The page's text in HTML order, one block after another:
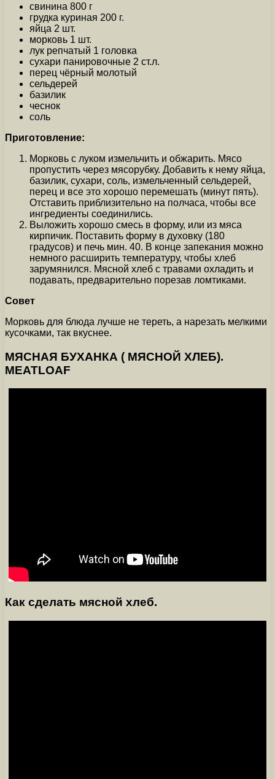
свинина 800 г
грудка куриная 200 г.
яйца 2 шт.
морковь 1 шт.
лук репчатый 1 головка
сухари панировочные 2 ст.л.
перец чёрный молотый
сельдерей
базилик
чеснок
соль
Приготовление:
Морковь с луком измельчить и обжарить. Мясо
пропустить через мясорубку. Добавить к нему яйца,
базилик, сухари, соль, измельченный сельдерей,
перец и все это хорошо перемешать (минут пять).
Отставить приблизительно на полчаса, чтобы все
ингредиенты соединились.
Выложить хорошо смесь в форму, или из мяса
кирпичик. Поставить форму в духовку (180
градусов) и печь мин. 40. В конце запекания можно
немного расширить температуру, чтобы хлеб
зарумянился. Мясной хлеб с травами охладить и
подавать, предварительно порезав ломтиками.
Совет
Морковь для блюда лучше не тереть, а нарезать мелкими
кусочками, так вкуснее.
МЯСНАЯ БУХАНКА ( МЯСНОЙ ХЛЕБ).
MEATLOAF
Как сделать мясной хлеб.